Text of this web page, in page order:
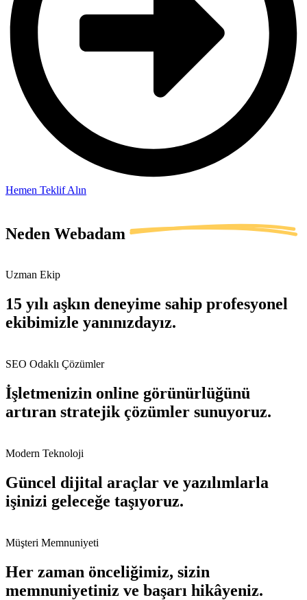
Hemen Teklif Alın
Neden Webadam
Uzman Ekip
15 yılı aşkın deneyime sahip profesyonel
ekibimizle yanınızdayız.
SEO Odaklı Çözümler
İşletmenizin online görünürlüğünü
artıran stratejik çözümler sunuyoruz.
Modern Teknoloji
Güncel dijital araçlar ve yazılımlarla
işinizi geleceğe taşıyoruz.
Müşteri Memnuniyeti
Her zaman önceliğimiz, sizin
memnuniyetiniz ve başarı hikâyeniz.